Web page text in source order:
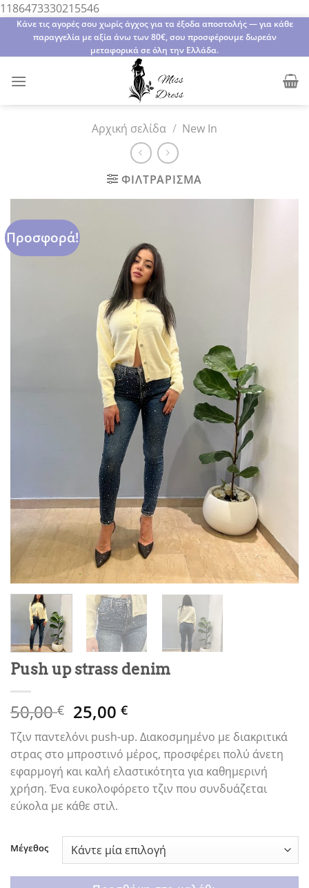
1186473330215546Μετάβαση
στο
περιεχόμενο
Κάνε τις αγορές σου χωρίς άγχος για τα έξοδα αποστολής — για κάθε
παραγγελία με αξία άνω των 80€, σου προσφέρουμε δωρεάν
μεταφορικά σε όλη την Ελλάδα.
Αρχική σελίδα / New In
ΦΙΛΤΡΆΡΙΣΜΑ
Προσφορά!
Push up strass denim
50,00€ Original
price
was:
50,00 €.
25,00€Η
τρέχουσα
τιμή
είναι:
25,00 €.
Τζιν παντελόνι push-up. Διακοσμημένο με διακριτικά
στρας στο μπροστινό μέρος, προσφέρει πολύ άνετη
εφαρμογή και καλή ελαστικότητα για καθημερινή
χρήση. Ένα ευκολοφόρετο τζιν που συνδυάζεται
εύκολα με κάθε στιλ.
Μέγεθος